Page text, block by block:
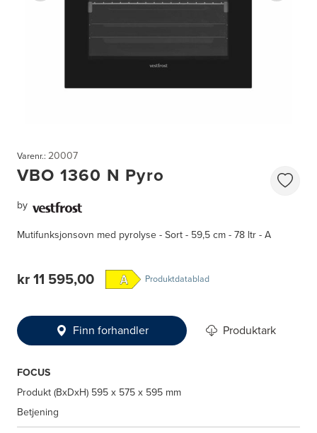
Varenr.: 20007
VBO 1360 N Pyro
by
Mutifunksjonsovn med pyrolyse - Sort - 59,5 cm - 78 ltr - A
kr 11 595,00 Produktdatablad
Finn forhandler Produktark
FOCUS
Produkt (BxDxH) 595 x 575 x 595 mm
Betjening